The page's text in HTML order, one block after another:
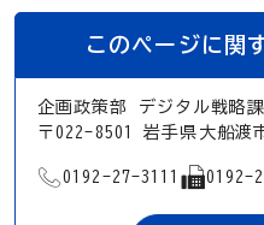
このページに関
企画政策部 デジタル戦略課
〒022-8501 岩手県大船渡
TEL
0192-27-3111 FAX
0192-